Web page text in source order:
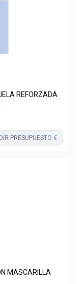
REFORZADA
PRESUPUESTO €
MASCARILLA